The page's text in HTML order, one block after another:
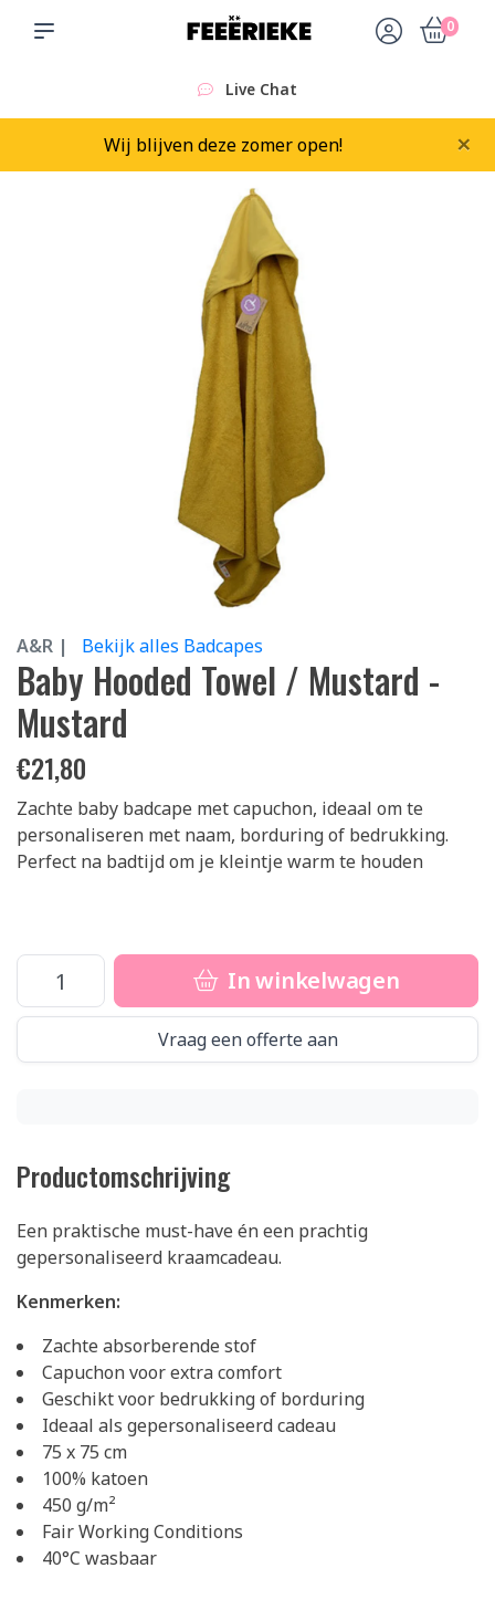
0
Live Chat
Wij blijven deze zomer open! ×
A&R | Bekijk alles Badcapes
Baby Hooded Towel / Mustard -
Mustard
€21,80
Zachte baby badcape met capuchon, ideaal om te
personaliseren met naam, borduring of bedrukking.
Perfect na badtijd om je kleintje warm te houden
In winkelwagen
Vraag een offerte aan
Productomschrijving
Een praktische must-have én een prachtig
gepersonaliseerd kraamcadeau.
Kenmerken:
Zachte absorberende stof
Capuchon voor extra comfort
Geschikt voor bedrukking of borduring
Ideaal als gepersonaliseerd cadeau
75 x 75 cm
100% katoen
450 g/m²
Fair Working Conditions
40°C wasbaar